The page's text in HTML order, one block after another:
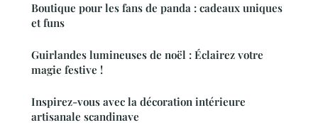
Boutique pour les fans de panda : cadeaux uniques
et funs
Guirlandes lumineuses de noël : Éclairez votre
magie festive !
Inspirez-vous avec la décoration intérieure
artisanale scandinave